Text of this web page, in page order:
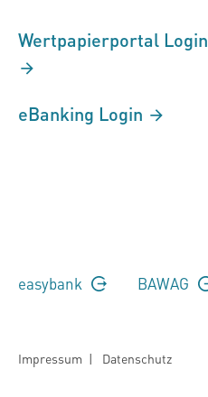
Wertpapierportal Login
eBanking Login
easybank BAWAG
Impressum | Datenschutz